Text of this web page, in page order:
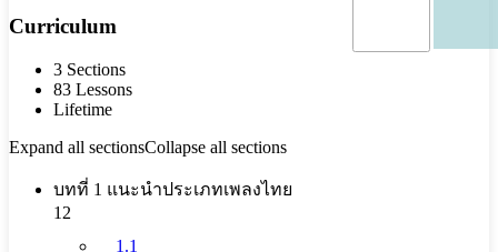
Curriculum
3 Sections
83 Lessons
Lifetime
Expand all sectionsCollapse all sections
บทที่ 1 แนะนำประเภทเพลงไทย
12
1.1